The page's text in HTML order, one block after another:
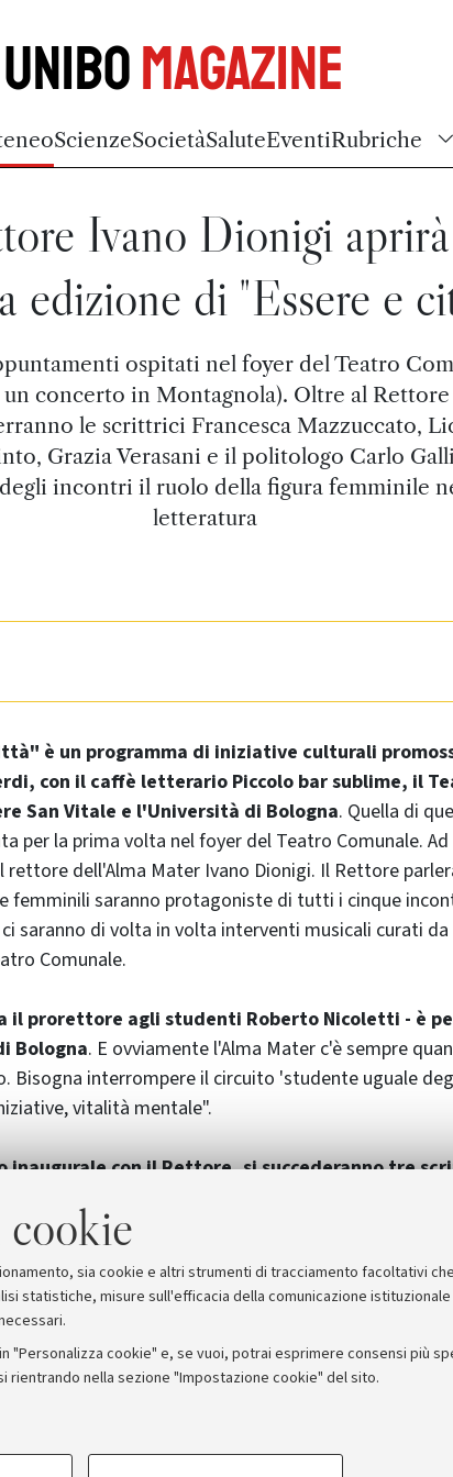
sia cookie e altri strumenti di tracciamento facoltativi
statistiche, misure sull'efficacia della comunicazione
cookie" e, se vuoi, potrai esprimere consensi più
nella sezione "Impostazione cookie" del sito.
COOKIE TECNICI - NECESSARI
UniboMagazine
ScienzeSocietàSaluteEventiRubriche
Ivano Dionigi
edizione di "Essere e
ospitati nel foyer del Teatro
un concerto in Montagnola). Oltre al Rettore
le scrittrici Francesca Mazzuccato,
Grazia Verasani e il politologo Carlo
incontri il ruolo della figura femminile
letteratura
è un programma di iniziative culturali
con il caffè letterario Piccolo bar sublime, il
San Vitale e l'Università di Bologna. Quella di
per la prima volta nel foyer del Teatro Comunale.
rettore dell'Alma Mater Ivano Dionigi. Il Rettore
femminili saranno protagoniste di tutti i cinque
saranno di volta in volta interventi musicali curati
Comunale.
il prorettore agli studenti Roberto Nicoletti - è
Bologna. E ovviamente l'Alma Mater c'è sempre
Bisogna interrompere il circuito 'studente uguale
vitalità mentale".
inaugurale con il Rettore, si succederanno tre
sarà con il politologo e docente Unibo Carlo Galli.